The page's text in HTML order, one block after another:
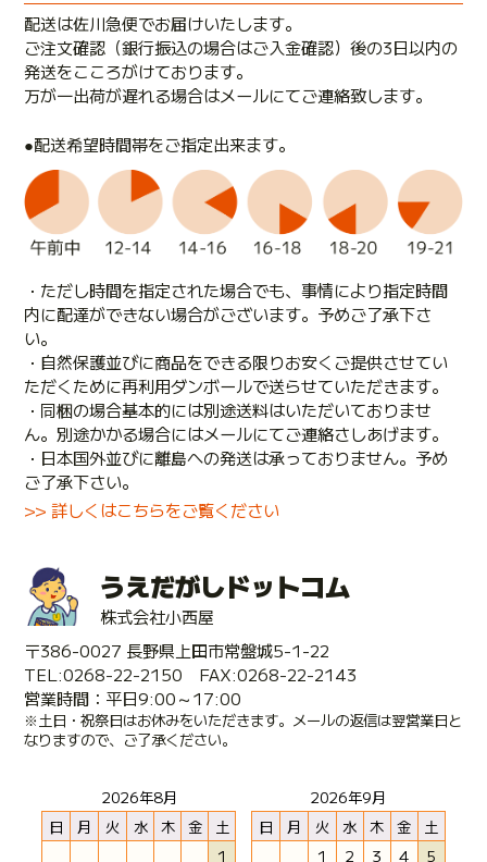
配送は佐川急便でお届けいたします。
ご注文確認（銀行振込の場合はご入金確認）後の3日以内の
発送をこころがけております。
万が一出荷が遅れる場合はメールにてご連絡致します。
●配送希望時間帯をご指定出来ます。
・ただし時間を指定された場合でも、事情により指定時間
内に配達ができない場合がございます。予めご了承下さ
い。
・自然保護並びに商品をできる限りお安くご提供させてい
ただくために再利用ダンボールで送らせていただきます。
・同梱の場合基本的には別途送料はいただいておりませ
ん。別途かかる場合にはメールにてご連絡さしあげます。
・日本国外並びに離島への発送は承っておりません。予め
ご了承下さい。
>> 詳しくはこちらをご覧ください
うえだがしドットコム
株式会社小西屋
〒386-0027 長野県上田市常盤城5-1-22
TEL:0268-22-2150 FAX:0268-22-2143
営業時間：平日9:00～17:00
※土日・祝祭日はお休みをいただきます。メールの返信は翌営業日と
なりますので、ご了承ください。
2026年8月
日
月 火 水 木 金
土
1
2026年9月
日
月 火 水 木 金
土
1
2 3 4 5